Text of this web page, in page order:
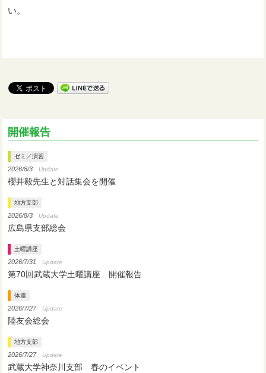
い。
開催報告
ゼミ／演習
2026/8/3 Update
櫻井毅先生と対話集会を開催
地方支部
2026/8/3 Update
広島県支部総会
土曜講座
2026/7/31 Update
第70回武蔵大学土曜講座 開催報告
体連
2026/7/27 Update
陸友会総会
地方支部
2026/7/27 Update
武蔵大学神奈川支部 春のイベント